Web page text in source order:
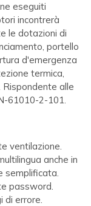
eseguiti
incontrerà
le dotazioni di
portello
d'emergenza
termica,
Rispondente alle
61010-2-101.
ventilazione.
anche in
semplificata.
password.
di errore.